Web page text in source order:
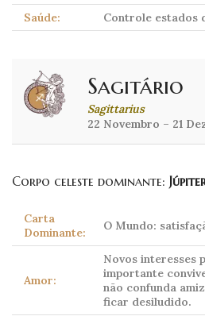
Saúde:
Controle estados
Sagitário
Sagittarius
22 Novembro – 21
Corpo celeste dominante:
Carta
Dominante:
O Mundo:
Amor:
Novos interesses
importante
não confunda
ficar desiludido.